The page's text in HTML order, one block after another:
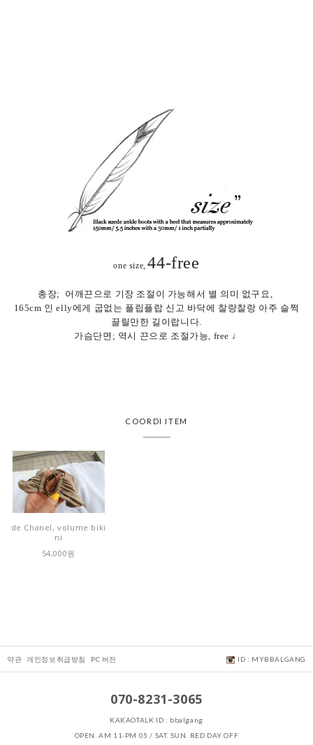
one size, 44-free
총장; 어깨끈으로 기장 조절이 가능해서 별 의미 없구요,
165cm 인 elly에게 굽없는 플립플랍 신고 바닥에 찰랑찰랑 아주 슬쩍
끌릴만한 길이랍니다.
가슴단면; 역시 끈으로 조절가능, free ♩
COORDI ITEM
de Chanel, volume biki
ni
54,000원
약관 개인정보취급방침 PC 버전 ID : MYBBALGANG
070-8231-3065
KAKAOTALK ID : bbalgang
OPEN. AM 11-PM 05 / SAT. SUN. RED DAY OFF